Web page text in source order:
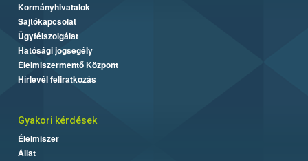
Kormányhivatalok
Sajtókapcsolat
Ügyfélszolgálat
Hatósági jogsegély
Élelmiszermentő Központ
Hírlevél feliratkozás
Gyakori kérdések
Élelmiszer
Állat